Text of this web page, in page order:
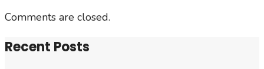
Comments are closed.
Recent Posts